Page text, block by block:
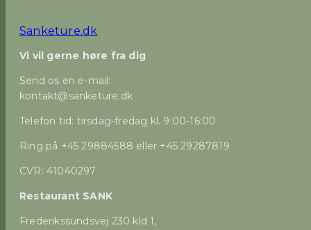
Sanketure.dk
Vi vil gerne høre fra dig
Send os en e-mail:
kontakt@sanketure.dk
Telefon tid: tirsdag-fredag kl. 9:00-16:00
Ring på +45 29884588 eller +45 29287819
CVR: 41040297
Restaurant SANK
Frederikssundsvej 230 kld 1,